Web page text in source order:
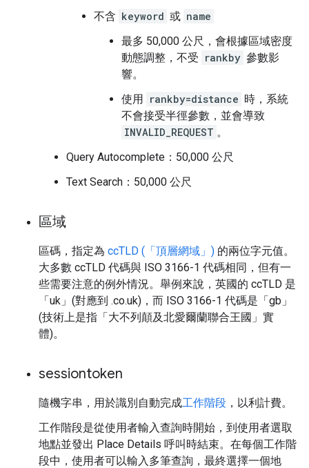
不含 keyword 或 name
最多 50,000 公尺，會根據區域密度
動態調整，不受 rankby 參數影
響。
使用 rankby=distance 時，系統
不會接受半徑參數，並會導致
INVALID_REQUEST 。
Query Autocomplete：50,000 公尺
Text Search：50,000 公尺
區域
區碼，指定為 ccTLD (「頂層網域」) 的兩位字元值。
大多數 ccTLD 代碼與 ISO 3166-1 代碼相同，但有一
些需要注意的例外情況。舉例來說，英國的 ccTLD 是
「uk」(對應到 .co.uk)，而 ISO 3166-1 代碼是「gb」
(技術上是指「大不列顛及北愛爾蘭聯合王國」實
體)。
sessiontoken
隨機字串，用於識別自動完成工作階段 ，以利計費。
工作階段是從使用者輸入查詢時開始，到使用者選取
地點並發出 Place Details 呼叫時結束。在每個工作階
段中，使用者可以輸入多筆查詢，最終選擇一個地